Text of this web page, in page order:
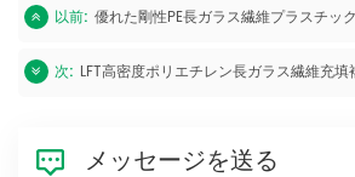
以前: 優れた剛性PE長ガラス繊維プラスチッ
次: LFT高密度ポリエチレン長ガラス繊維充填
メッセージを送る